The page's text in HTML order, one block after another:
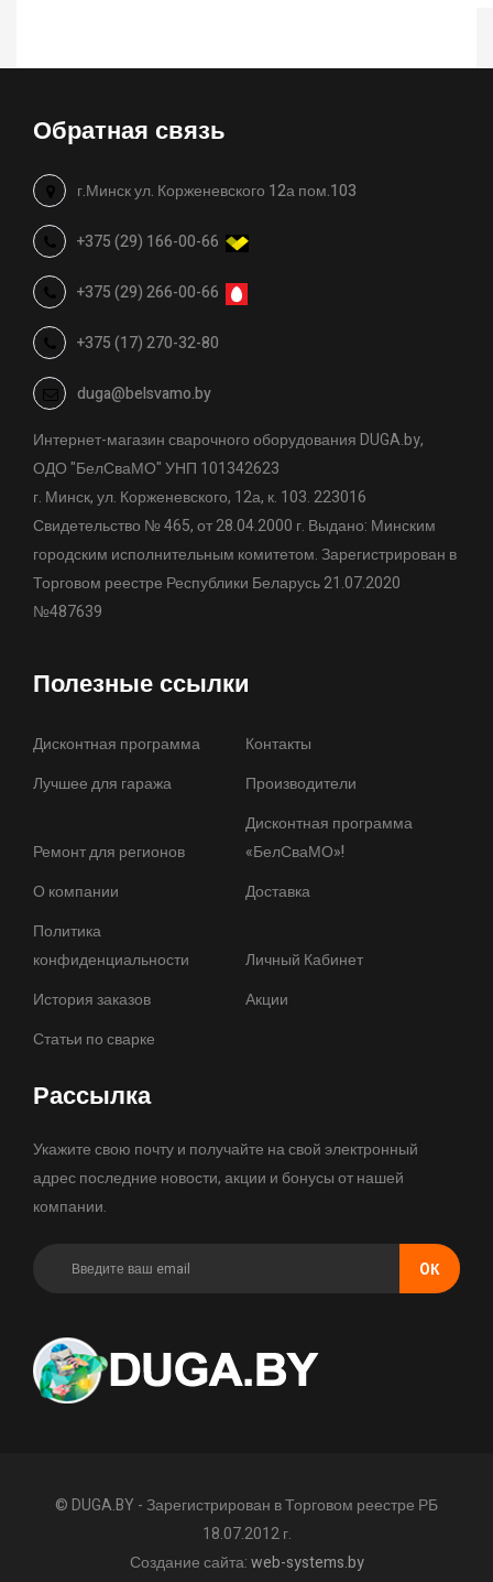
Обратная связь
г.Минск ул. Корженевского 12а пом.103
+375 (29) 166-00-66
+375 (29) 266-00-66
+375 (17) 270-32-80
duga@belsvamo.by
Интернет-магазин сварочного оборудования DUGA.by,
ОДО "БелСваМО" УНП 101342623
г. Минск, ул. Корженевского, 12а, к. 103. 223016
Свидетельство № 465, от 28.04.2000 г. Выдано: Минским
городским исполнительным комитетом. Зарегистрирован в
Торговом реестре Республики Беларусь 21.07.2020
№487639
Полезные ссылки
Дисконтная программа
Контакты
Лучшее для гаража
Производители
Ремонт для регионов
Дисконтная программа
«БелСваМО»!
О компании
Доставка
Политика
конфиденциальности
Личный Кабинет
История заказов
Акции
Статьи по сварке
Рассылка
Укажите свою почту и получайте на свой электронный
адрес последние новости, акции и бонусы от нашей
компании.
OК
© DUGA.BY - Зарегистрирован в Торговом реестре РБ
18.07.2012 г.
Создание сайта:web-systems.by